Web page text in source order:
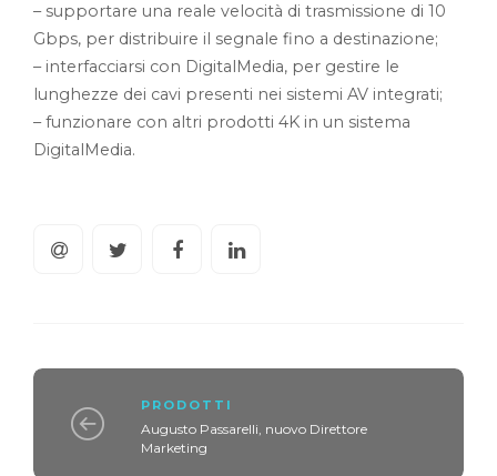
– supportare una reale velocità di trasmissione di 10
Gbps, per distribuire il segnale fino a destinazione;
– interfacciarsi con DigitalMedia, per gestire le
lunghezze dei cavi presenti nei sistemi AV integrati;
– funzionare con altri prodotti 4K in un sistema
DigitalMedia.
PRODOTTI
Augusto Passarelli, nuovo Direttore
Marketing